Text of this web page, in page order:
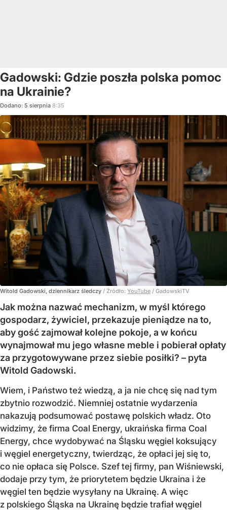
Gadowski: Gdzie poszła polska pomoc
na Ukrainie?
Dodano: 5 sierpnia 8:35
Witold Gadowski, dziennikarz śledczy / Źródło: YouTube / GadowskiTV
Jak można nazwać mechanizm, w myśl którego
gospodarz, żywiciel, przekazuje pieniądze na to,
aby gość zajmował kolejne pokoje, a w końcu
wynajmował mu jego własne meble i pobierał opłaty
za przygotowywane przez siebie posiłki? – pyta
Witold Gadowski.
Wiem, i Państwo też wiedzą, a ja nie chcę się nad tym
zbytnio rozwodzić. Niemniej ostatnie wydarzenia
nakazują podsumować postawę polskich władz. Oto
widzimy, że firma Coal Energy, ukraińska firma Coal
Energy, chce wydobywać na Śląsku węgiel koksujący
i węgiel energetyczny, twierdząc, że opłaci jej się to,
co nie opłaca się Polsce. Szef tej firmy, pan Wiśniewski,
dodaje przy tym, że priorytetem będzie Ukraina i że
węgiel ten będzie wysyłany na Ukrainę. A więc
z polskiego Śląska na Ukrainę będzie trafiał węgiel